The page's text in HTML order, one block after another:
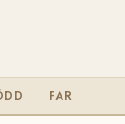
FAR